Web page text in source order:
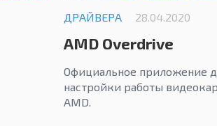
ДРАЙВЕРА 28.04.2020
AMD Overdrive
Официальное приложение
настройки работы
AMD.